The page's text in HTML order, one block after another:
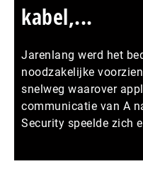
kabel,...
Jarenlang werd het
noodzakelijke
snelweg waarover
communicatie van A
Security speelde zich